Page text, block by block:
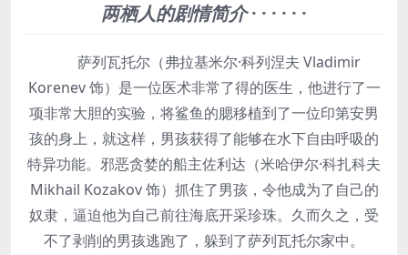
两栖人的剧情简介· · · · · ·
萨列瓦托尔（弗拉基米尔·科列涅夫 Vladimir
Korenev 饰）是一位医术非常了得的医生，他进行了一
项非常大胆的实验，将鲨鱼的腮移植到了一位印第安男
孩的身上，就这样，男孩获得了能够在水下自由呼吸的
特异功能。邪恶贪婪的船主佐利达（米哈伊尔·科扎科夫
Mikhail Kozakov 饰）抓住了男孩，令他成为了自己的
奴隶，逼迫他为自己前往海底开采珍珠。久而久之，受
不了剥削的男孩逃跑了，躲到了萨列瓦托尔家中。